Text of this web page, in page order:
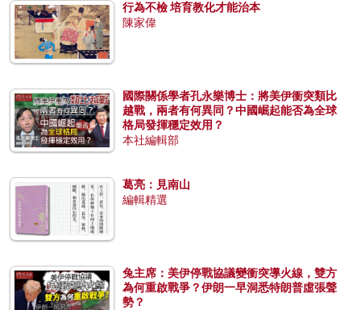
行為不檢 培育教化才能治本
陳家偉
國際關係學者孔永樂博士：將美伊衝突類比
越戰，兩者有何異同？中國崛起能否為全球
格局發揮穩定效用？
本社編輯部
葛亮：見南山
編輯精選
兔主席：美伊停戰協議變衝突導火線，雙方
為何重啟戰爭？伊朗一早洞悉特朗普虛張聲
勢？